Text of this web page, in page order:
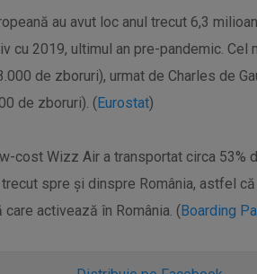
au avut loc anul trecut 6,3
cu 2019, ultimul an pre-pandemic.
de zboruri), urmat de Charles de
de zboruri). (Eurostat)
cost Wizz Air a transportat circa 53%
spre și dinspre România, astfel
care activează în România. (Boarding